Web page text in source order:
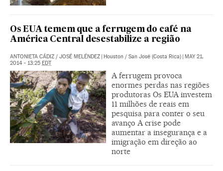
Os EUA temem que a ferrugem do café na
América Central desestabilize a região
ANTONIETA CÁDIZ / JOSÉ MELÉNDEZ | Houston / San José (Costa Rica) | MAY 21,
2014 - 13:25 EDT
A ferrugem provoca
enormes perdas nas regiões
produtoras Os EUA investem
11 milhões de reais em
pesquisa para conter o seu
avanço A crise pode
aumentar a insegurança e a
imigração em direção ao
norte